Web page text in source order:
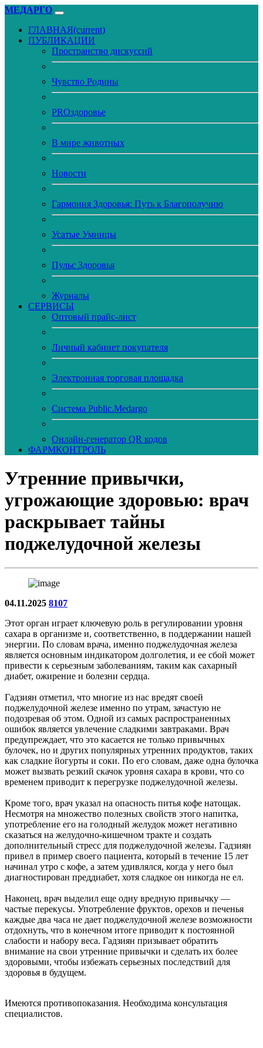
МЕДАРГО
ГЛАВНАЯ(current)
ПУБЛИКАЦИИ
Пространство дискуссий
Чувство Родины
PROздоровье
В мире животных
Новости
Гармония Здоровья: Путь к Благополучию
Усатые Умницы
Пульс Здоровья
Журналы
CЕРВИСЫ
Оптовый прайс-лист
Личный кабинет покупателя
Электронная торговая площадка
Система Public.Medargo
Онлайн-генератор QR кодов
ФАРМКОНТРОЛЬ
Утренние привычки,
угрожающие здоровью: врач
раскрывает тайны
поджелудочной железы
04.11.2025 8107
Этот орган играет ключевую роль в регулировании уровня
сахара в организме и, соответственно, в поддержании нашей
энергии. По словам врача, именно поджелудочная железа
является основным индикатором долголетия, и ее сбой может
привести к серьезным заболеваниям, таким как сахарный
диабет, ожирение и болезни сердца.
Гадзиян отметил, что многие из нас вредят своей
поджелудочной железе именно по утрам, зачастую не
подозревая об этом. Одной из самых распространенных
ошибок является увлечение сладкими завтраками. Врач
предупреждает, что это касается не только привычных
булочек, но и других популярных утренних продуктов, таких
как сладкие йогурты и соки. По его словам, даже одна булочка
может вызвать резкий скачок уровня сахара в крови, что со
временем приводит к перегрузке поджелудочной железы.
Кроме того, врач указал на опасность питья кофе натощак.
Несмотря на множество полезных свойств этого напитка,
употребление его на голодный желудок может негативно
сказаться на желудочно-кишечном тракте и создать
дополнительный стресс для поджелудочной железы. Гадзиян
привел в пример своего пациента, который в течение 15 лет
начинал утро с кофе, а затем удивлялся, когда у него был
диагностирован преддиабет, хотя сладкое он никогда не ел.
Наконец, врач выделил еще одну вредную привычку —
частые перекусы. Употребление фруктов, орехов и печенья
каждые два часа не дает поджелудочной железе возможности
отдохнуть, что в конечном итоге приводит к постоянной
слабости и набору веса. Гадзиян призывает обратить
внимание на свои утренние привычки и сделать их более
здоровыми, чтобы избежать серьезных последствий для
здоровья в будущем.
Имеются противопоказания. Необходима консультация
специалистов.